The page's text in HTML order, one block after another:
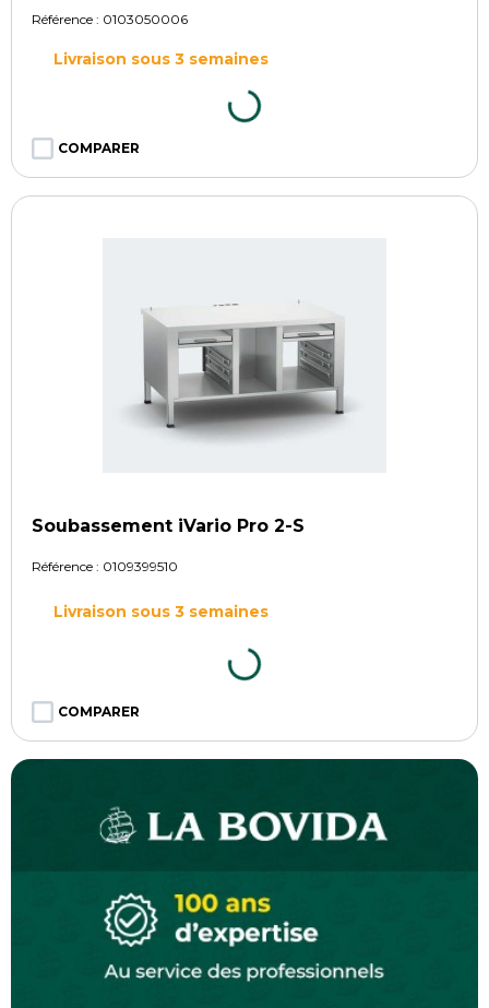
Référence : 0103050006
Livraison sous 3 semaines
COMPARER
Soubassement iVario Pro 2-S
Référence : 0109399510
Livraison sous 3 semaines
COMPARER